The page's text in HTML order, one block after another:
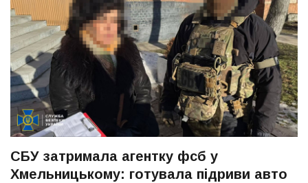
СБУ затримала агентку фсб у
Хмельницькому: готувала підриви авто